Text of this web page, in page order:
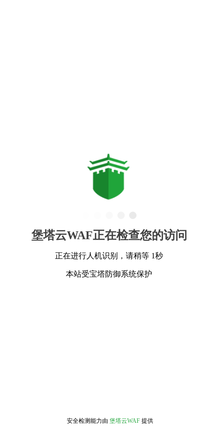
堡塔云WAF正在检查您的访问
正在进行人机识别，请稍等 1秒
本站受宝塔防御系统保护
安全检测能力由 堡塔云WAF 提供